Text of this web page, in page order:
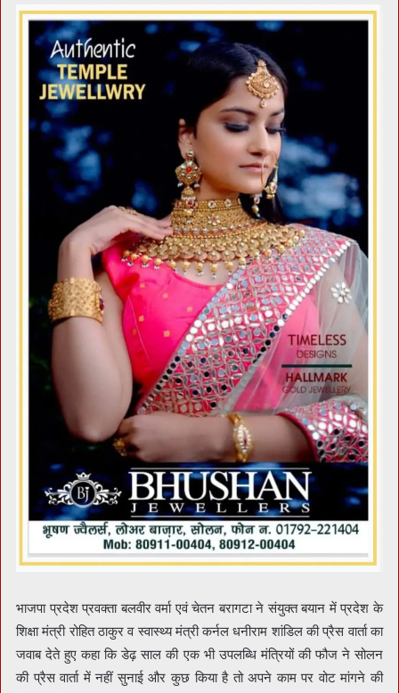
भाजपा प्रदेश प्रवक्ता बलवीर वर्मा एवं चेतन बरागटा ने संयुक्त बयान में प्रदेश के
शिक्षा मंत्री रोहित ठाकुर व स्वास्थ्य मंत्री कर्नल धनीराम शांडिल की प्रैस वार्ता का
जवाब देते हुए कहा कि डेढ़ साल की एक भी उपलब्धि मंत्रियों की फौज ने सोलन
की प्रैस वार्ता में नहीं सुनाई और कुछ किया है तो अपने काम पर वोट मांगने की